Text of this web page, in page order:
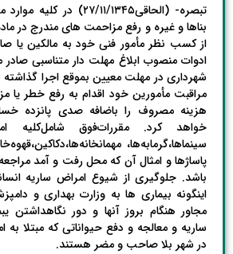
تبصره- (الحاقی۲۷/۱۱/۱۳۴۵)
بناها و غیره و رفع مزاحمت های مندرج در
از کسب نظر مأمور فنی خود به مالکین یا
ادوات منصوب ابلاغ مهلت دار متناسبی صادر
شهرداری در مهلت معیین بموقع اجرا گذاشته
مراقبت مأمورین خود اقدام به رفع خطر یا
هزینه مصروف را باضافه صدی پانزده
خواهد کرد. مقررات‌فوق شامل‌کلیه
سینماها،گرمابه‌ها،
پاساژها و امثال آن که محل رفت و آمد
باشد. جلوگیری از شیوع امراض ساریه
اینگونه بیماری ها به وزارت بهداری و
مجاور هنگام بروز آنها و دور نگاهداشتن
ساریه و معالجه و دفع حیواناتی که مبتلا به
در شهر بلا صاحب و مضر هستند.